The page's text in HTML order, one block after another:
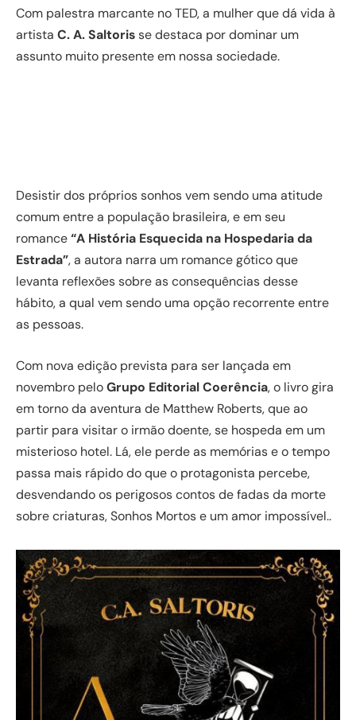
Com palestra marcante no TED, a mulher que dá vida à
artista C. A. Saltorisse destaca por dominar um
assunto muito presente em nossa sociedade.
Desistir dos próprios sonhos vem sendo uma atitude
comum entre a população brasileira, e em seu
romance“A História Esquecida na Hospedaria da
Estrada”, a autora narra um romance gótico que
levanta reflexões sobre as consequências desse
hábito, a qual vem sendo uma opção recorrente entre
as pessoas.
Com nova edição prevista para ser lançada em
novembro peloGrupo Editorial Coerência, o livro gira
em torno da aventura de Matthew Roberts, que ao
partir para visitar o irmão doente, se hospeda em um
misterioso hotel. Lá, ele perde as memórias e o tempo
passa mais rápido do que o protagonista percebe,
desvendando os perigosos contos de fadas da morte
sobre criaturas, Sonhos Mortos e um amor impossível..